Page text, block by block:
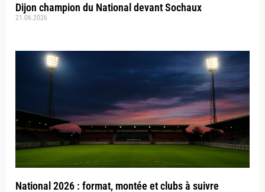
Dijon champion du National devant Sochaux
21.06.2026
National 2026 : format, montée et clubs à suivre